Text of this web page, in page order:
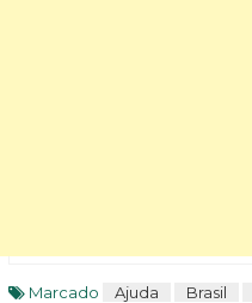
Marcado Ajuda Brasil